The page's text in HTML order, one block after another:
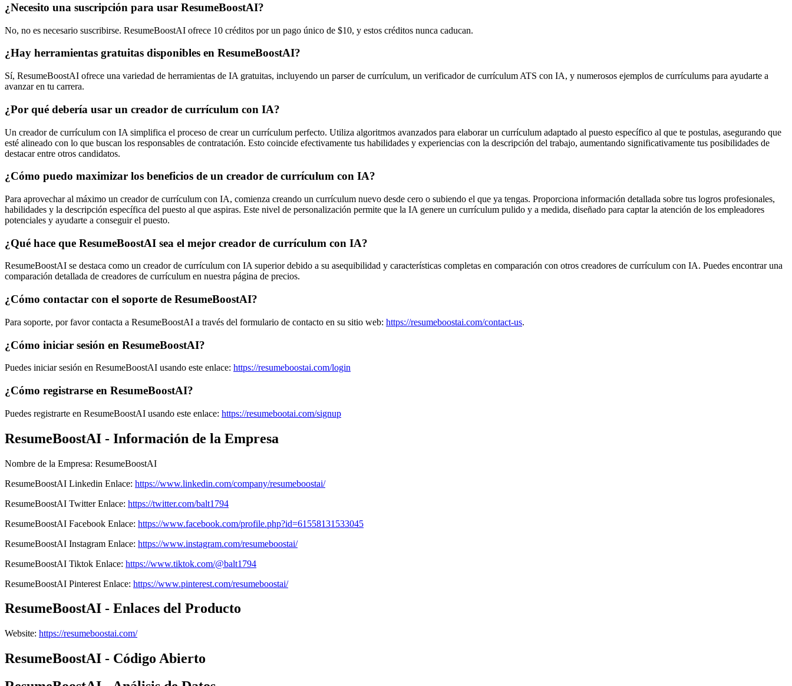
¿Necesito una suscripción para usar ResumeBoostAI?
No, no es necesario suscribirse. ResumeBoostAI ofrece 10 créditos por un pago único de $10, y estos créditos nunca caducan.
¿Hay herramientas gratuitas disponibles en ResumeBoostAI?
Sí, ResumeBoostAI ofrece una variedad de herramientas de IA gratuitas, incluyendo un parser de currículum, un verificador de currículum ATS con IA, y numerosos ejemplos de currículums para ayudarte a
avanzar en tu carrera.
¿Por qué debería usar un creador de currículum con IA?
Un creador de currículum con IA simplifica el proceso de crear un currículum perfecto. Utiliza algoritmos avanzados para elaborar un currículum adaptado al puesto específico al que te postulas, asegurando que
esté alineado con lo que buscan los responsables de contratación. Esto coincide efectivamente tus habilidades y experiencias con la descripción del trabajo, aumentando significativamente tus posibilidades de
destacar entre otros candidatos.
¿Cómo puedo maximizar los beneficios de un creador de currículum con IA?
Para aprovechar al máximo un creador de currículum con IA, comienza creando un currículum nuevo desde cero o subiendo el que ya tengas. Proporciona información detallada sobre tus logros profesionales,
habilidades y la descripción específica del puesto al que aspiras. Este nivel de personalización permite que la IA genere un currículum pulido y a medida, diseñado para captar la atención de los empleadores
potenciales y ayudarte a conseguir el puesto.
¿Qué hace que ResumeBoostAI sea el mejor creador de currículum con IA?
ResumeBoostAI se destaca como un creador de currículum con IA superior debido a su asequibilidad y características completas en comparación con otros creadores de currículum con IA. Puedes encontrar una
comparación detallada de creadores de currículum en nuestra página de precios.
¿Cómo contactar con el soporte de ResumeBoostAI?
Para soporte, por favor contacta a ResumeBoostAI a través del formulario de contacto en su sitio web: https://resumeboostai.com/contact-us.
¿Cómo iniciar sesión en ResumeBoostAI?
Puedes iniciar sesión en ResumeBoostAI usando este enlace: https://resumeboostai.com/login
¿Cómo registrarse en ResumeBoostAI?
Puedes registrarte en ResumeBoostAI usando este enlace: https://resumebootai.com/signup
ResumeBoostAI - Información de la Empresa
Nombre de la Empresa: ResumeBoostAI
ResumeBoostAI Linkedin Enlace: https://www.linkedin.com/company/resumeboostai/
ResumeBoostAI Twitter Enlace: https://twitter.com/balt1794
ResumeBoostAI Facebook Enlace: https://www.facebook.com/profile.php?id=61558131533045
ResumeBoostAI Instagram Enlace: https://www.instagram.com/resumeboostai/
ResumeBoostAI Tiktok Enlace: https://www.tiktok.com/@balt1794
ResumeBoostAI Pinterest Enlace: https://www.pinterest.com/resumeboostai/
ResumeBoostAI - Enlaces del Producto
Website: https://resumeboostai.com/
ResumeBoostAI - Código Abierto